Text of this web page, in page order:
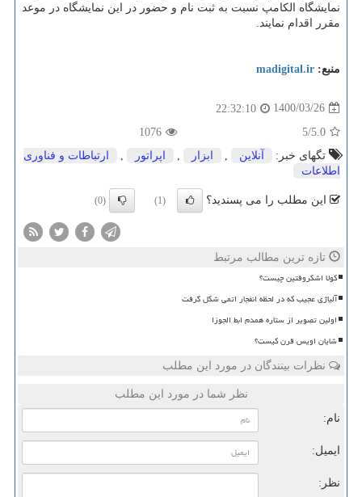
نمایشگاه الکامپ نسبت به ثبت نام و حضور در این نمایشگاه در موعد
مقرر اقدام نمایند.
منبع: madigital.ir
1400/03/26
22:32:10
5.0
/5
1076
تگهای خبر:
آنلاین ابزار اپراتور
ارتباطات و فناوری
اطلاعات
این مطلب را می پسندید؟ (1)
(0)
تازه ترین مطالب مرتبط
کولا اشکروفتین چیست؟
آلیاژی عجیب که در لحظه انفجار اتمی شکل گرفت
اولین تصویر از ستاره همدم ابط الجوزا
شایان اویس قرن کیست؟
نظرات بینندگان در مورد این مطلب
نظر شما در مورد این مطلب
نام:
ایمیل:
نظر: